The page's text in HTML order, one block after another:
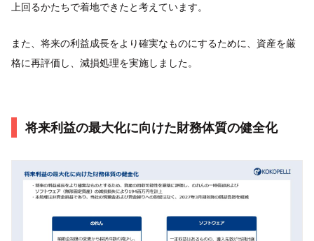
上回るかたちで着地できたと考えています。
また、将来の利益成長をより確実なものにするために、資産を厳
格に再評価し、減損処理を実施しました。
将来利益の最大化に向けた財務体質の健全化